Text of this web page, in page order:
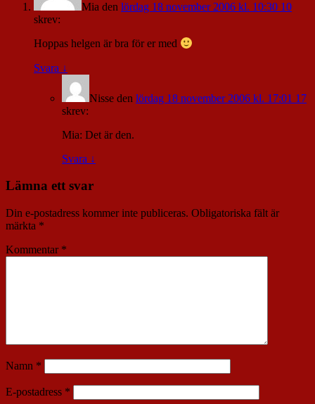
Mia den lördag 18 november 2006 kl. 10:30 10
skrev:
Hoppas helgen är bra för er med
Svara ↓
Nisse den lördag 18 november 2006 kl. 17:01 17
skrev:
Mia: Det är den.
Svara ↓
Lämna ett svar
Din e-postadress kommer inte publiceras. Obligatoriska fält är
märkta *
Kommentar *
Namn *
E-postadress *